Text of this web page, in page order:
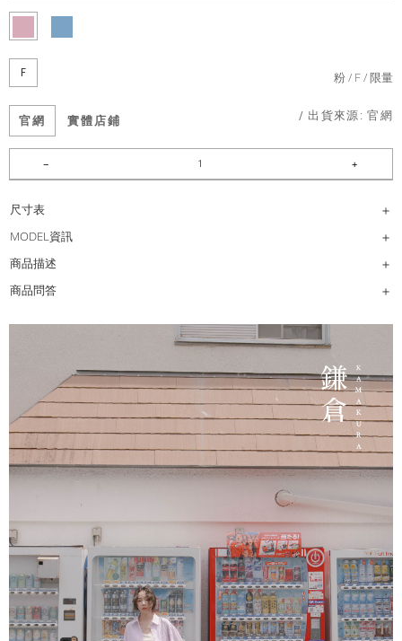
F 粉 F 限量
官網 實體店鋪 / 出貨來源:官網
尺寸表
MODEL資訊
商品描述
商品問答